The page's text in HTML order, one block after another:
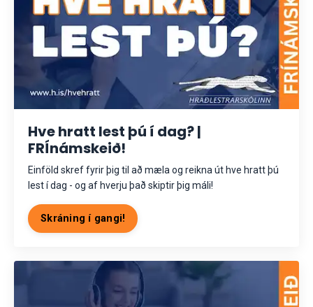
Hve hratt lest þú í dag? |
FRÍnámskeið!
Einföld skref fyrir þig til að mæla og reikna út hve hratt þú
lest í dag - og af hverju það skiptir þig máli!
Skráning í gangi!